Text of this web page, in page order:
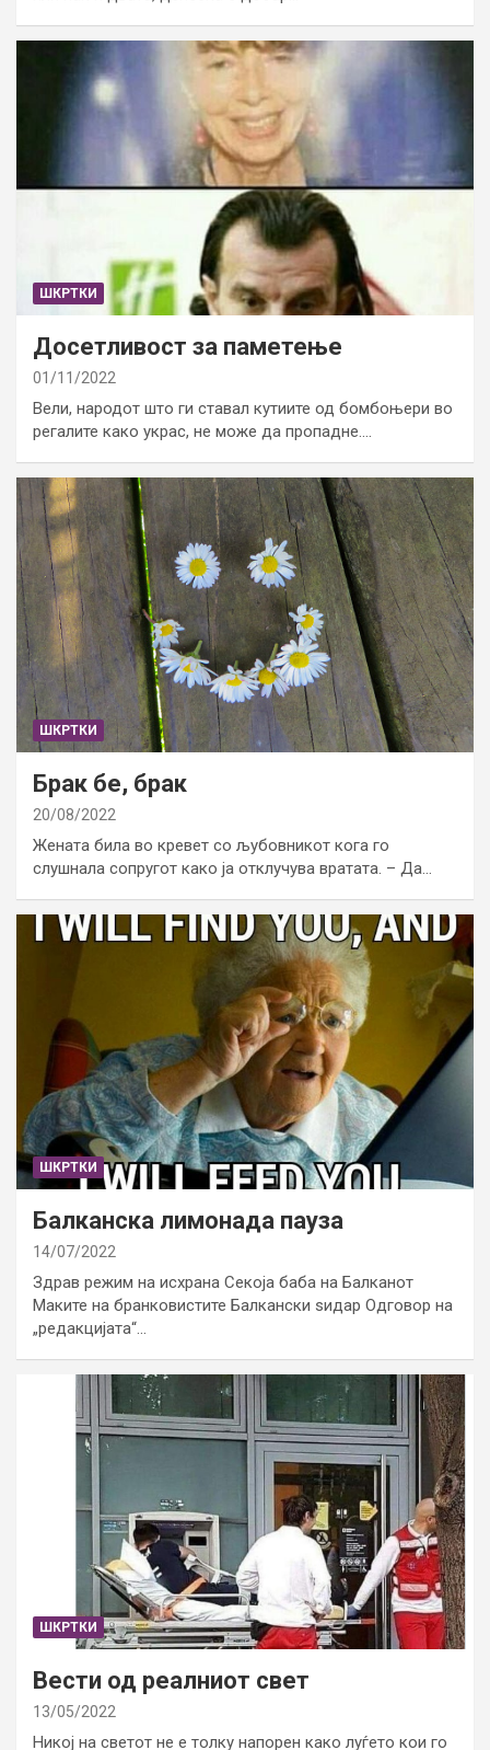
ШКРТКИ
Досетливост за паметење
01/11/2022
Вели, народот што ги ставал кутиите од бомбоњери во
регалите како украс, не може да пропадне.…
ШКРТКИ
Брак бе, брак
20/08/2022
Жената била во кревет со љубовникот кога го
слушнала сопругот како ја отклучува вратата. – Да…
ШКРТКИ
Балканска лимонада пауза
14/07/2022
Здрав режим на исхрана Секоја баба на Балканот
Маките на бранковистите Балкански ѕидар Одговор на
„редакцијата“…
ШКРТКИ
Вести од реалниот свет
13/05/2022
Никој на светот не е толку напорен како луѓето кои го